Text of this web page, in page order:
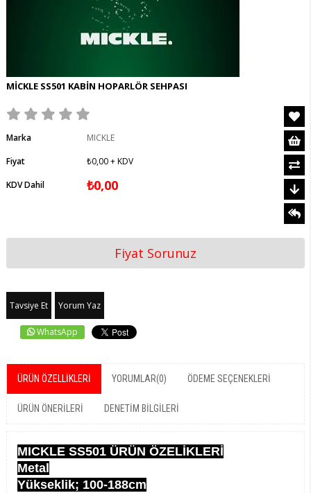
MİCKLE SS501 KABİN HOPARLÖR SEHPASI
Marka
MICKLE
Fiyat
₺0,00+ KDV
KDV Dahil
₺0,00
Fiyat Sorunuz
Tavsiye Et Yorum Yaz
WhatsApp
ÜRÜN ÖZELLIKLERI YORUMLAR(0) ÖDEME SEÇENEKLERI
ÜRÜN ÖNERILERI DENETIM BILGILERI
MICKLE SS501 ÜRÜN ÖZELİKLERİ
Metal
Yükseklik; 100-188cm